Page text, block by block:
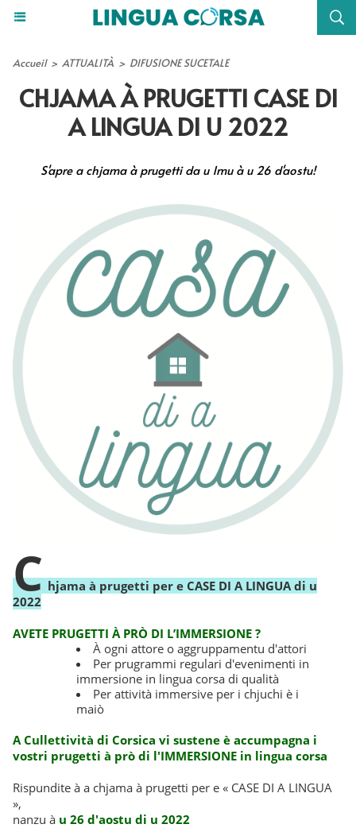
Accueil > ATTUALITÀ > DIFUSIONE SUCETALE
CHJAMA À PRUGETTI CASE DI
A LINGUA DI U 2022
S'apre a chjama à prugetti da u 1mu à u 26 d'aostu!
C hjama à prugetti per e CASE DI A LINGUA di u
2022
AVETE PRUGETTI À PRÒ DI L’IMMERSIONE ?
À ogni attore o aggruppamentu d'attori
Per prugrammi regulari d'evenimenti in
immersione in lingua corsa di qualità
Per attività immersive per i chjuchi è i
maiò
A Cullettività di Corsica vi sustene è accumpagna i
vostri prugetti à prò di l'IMMERSIONE in lingua corsa
Rispundite à a chjama à prugetti per e « CASE DI A LINGUA
»,
nanzu à u 26 d'aostu di u 2022